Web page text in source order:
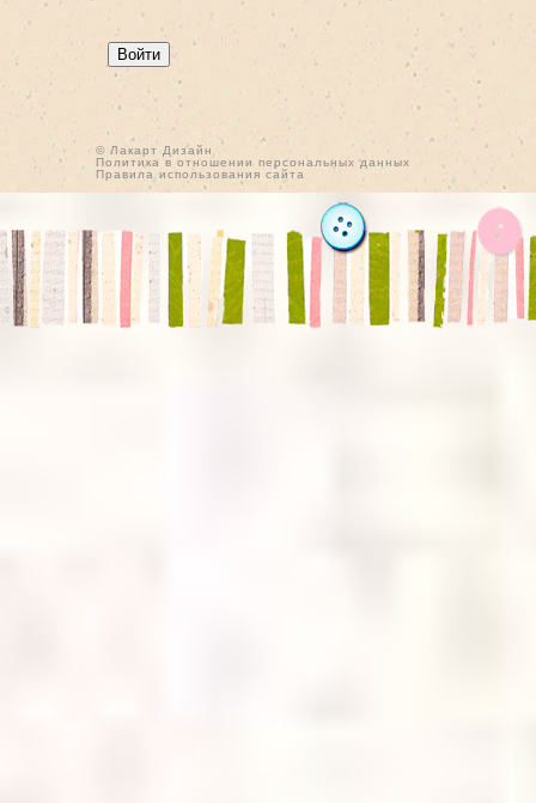
© Лакарт Дизайн
Политика в отношении персональных данных
Правила использования сайта